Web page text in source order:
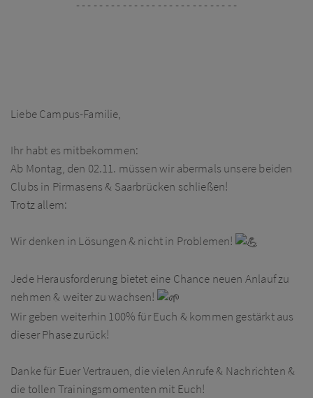
- - - - - - - - - - - - - - - - - - - - - - - - - - - -
Liebe Campus-Familie,
Ihr habt es mitbekommen:
Ab Montag, den 02.11. müssen wir abermals unsere beiden
Clubs in Pirmasens & Saarbrücken schließen!
Trotz allem:
Wir denken in Lösungen & nicht in Problemen!
Jede Herausforderung bietet eine Chance neuen Anlauf zu
nehmen & weiter zu wachsen!
Wir geben weiterhin 100% für Euch & kommen gestärkt aus
dieser Phase zurück!
Danke für Euer Vertrauen, die vielen Anrufe & Nachrichten &
die tollen Trainingsmomenten mit Euch!